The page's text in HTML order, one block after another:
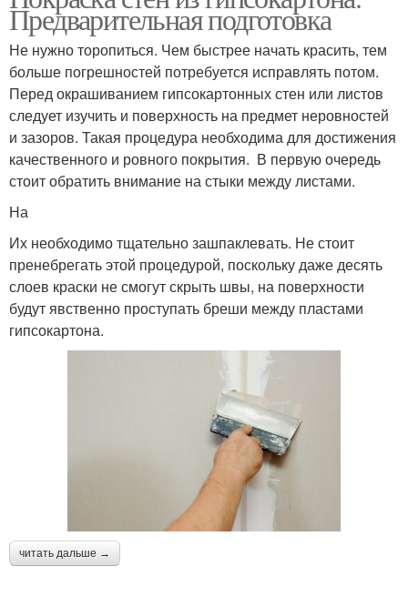
Предварительная подготовка
Не нужно торопиться. Чем быстрее начать красить, тем
больше погрешностей потребуется исправлять потом.
Перед окрашиванием гипсокартонных стен или листов
следует изучить и поверхность на предмет неровностей
и зазоров. Такая процедура необходима для достижения
качественного и ровного покрытия. В первую очередь
стоит обратить внимание на стыки между листами.
На
Их необходимо тщательно зашпаклевать. Не стоит
пренебрегать этой процедурой, поскольку даже десять
слоев краски не смогут скрыть швы, на поверхности
будут явственно проступать бреши между пластами
гипсокартона.
читать дальше →